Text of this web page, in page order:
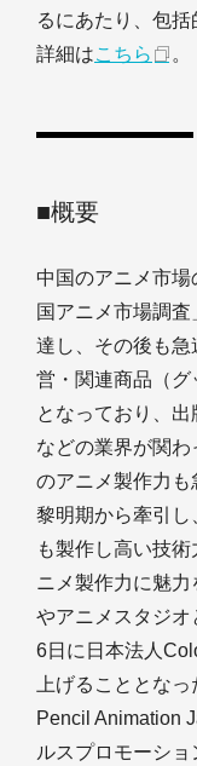
るにあたり、包括
詳細はこちら 。
■概要
中国のアニメ市
国アニメ市場調
達し、その後も
営・関連商品（
となっており、
などの業界が関
のアニメ製作力
黎明期から牽引
も製作し高い技
ニメ製作力に魅
やアニメスタジオ
6日に日本法人
上げることとな
Pencil Animation
ルスプロモーシ